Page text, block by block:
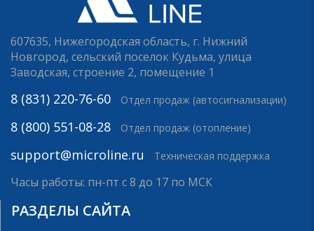
607635, Нижегородская область, г. Нижний
Новгород, сельский поселок Кудьма, улица
Заводская, строение 2, помещение 1
8 (831) 220-76-60 Отдел продаж (автосигнализации)
8 (800) 551-08-28 Отдел продаж (отопление)
support@microline.ru Техническая поддержка
Часы работы: пн-пт с 8 до 17 по МСК
РАЗДЕЛЫ САЙТА